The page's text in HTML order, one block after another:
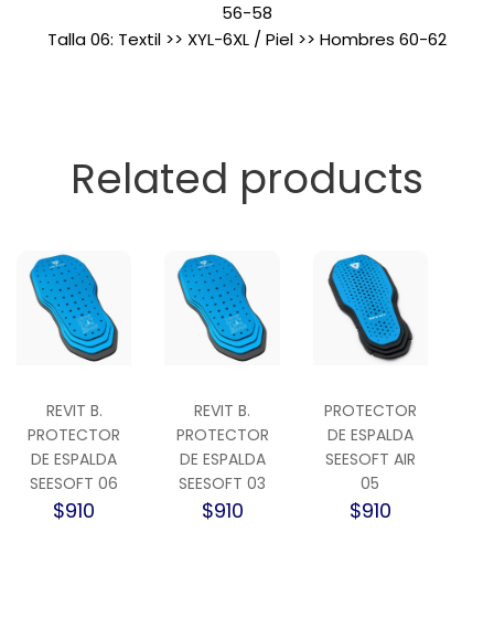
56-58
Talla 06: Textil >> XYL-6XL / Piel >> Hombres 60-62
Related products
REVIT B.
PROTECTOR
DE ESPALDA
SEESOFT 06
$910
REVIT B.
PROTECTOR
DE ESPALDA
SEESOFT 03
$910
PROTECTOR
DE ESPALDA
SEESOFT AIR
05
$910